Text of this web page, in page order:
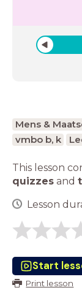
Mens &
vmbo b, k
This lesson
quizzes and
Lesson
Start
Print lesson